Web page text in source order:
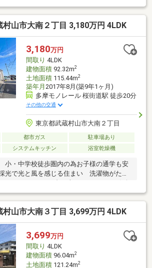
村山市大南２丁目 3,180万円 4LDK
3,180万円
間取り 4LDK
建物面積92.32m2
土地面積115.44m2
築年月 2017年8月(築9年1ヶ月)
多摩モノレール 桜街道駅 徒歩20分
その他の交通
東京都武蔵村山市大南２丁目
都市ガス
駐車場あり
システムキッチン 浴室乾燥機
・中学校徒歩圏内の為お子様の通学も安
光で光と風を感じる住まい 洗濯物がたっ
い
村山市大南３丁目 3,699万円 4LDK
3,699万円
間取り 4LDK
建物面積96.04m2
土地面積121.24m2